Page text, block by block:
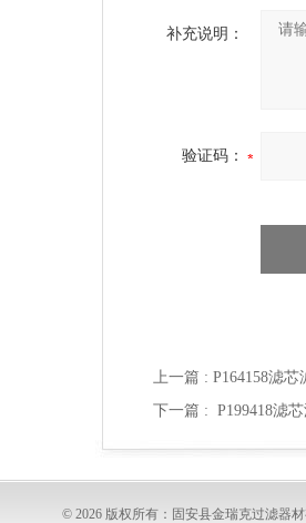
补充说明：
验证码：
上一篇 : P164158滤
下一篇 : P199418滤
© 2026 版权所有：固安县金瑞克过滤器